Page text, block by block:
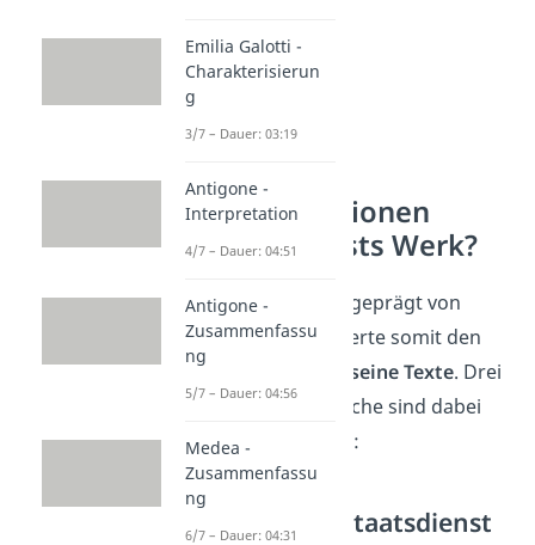
Welche Stationen
prägen Kleists Werk?
KleistsLeben
war geprägt von
Extremenund lieferte somit den
direkten
für seine Texte. Drei
biografische Bereiche sind dabei
besonders wichtig:
Militär- und Staatsdienst
Emilia Galotti -
Charakterisierun
g
3/7 – Dauer: 03:19
Antigone -
Interpretation
4/7 – Dauer: 04:51
Antigone -
Zusammenfassu
ng
5/7 – Dauer: 04:56
Medea -
Zusammenfassu
ng
6/7 – Dauer: 04:31